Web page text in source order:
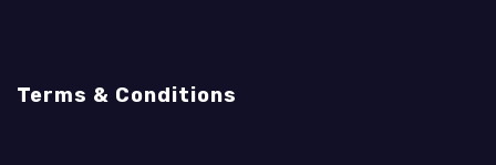
Terms & Conditions